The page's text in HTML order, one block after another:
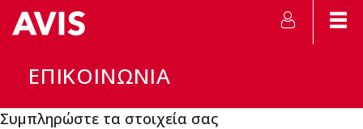
ΕΠΙΚΟΙΝΩΝΙΑ
Συμπληρώστε τα στοιχεία σας